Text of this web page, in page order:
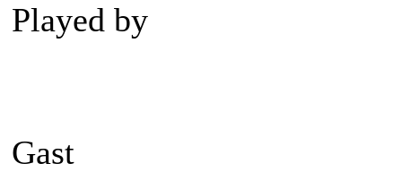
Played by
Gast